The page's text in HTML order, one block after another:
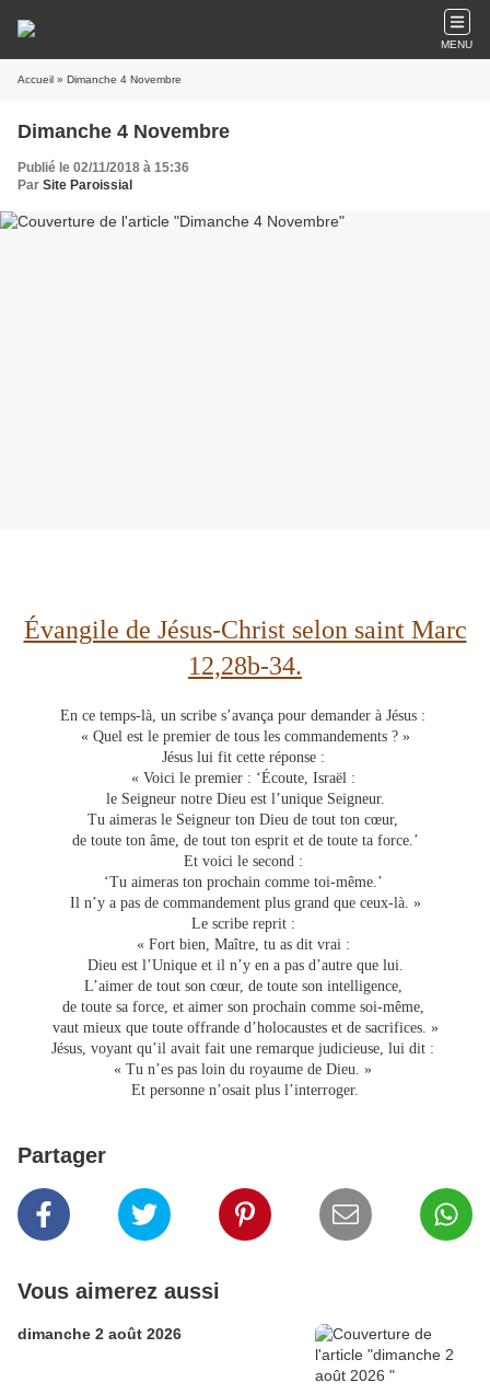
MENU
Accueil » Dimanche 4 Novembre
Dimanche 4 Novembre
Publié le 02/11/2018 à 15:36
Par Site Paroissial
Évangile de Jésus-Christ selon saint Marc
12,28b-34.
En ce temps-là, un scribe s’avança pour demander à Jésus :
« Quel est le premier de tous les commandements ? »
Jésus lui fit cette réponse :
« Voici le premier : ‘Écoute, Israël :
le Seigneur notre Dieu est l’unique Seigneur.
Tu aimeras le Seigneur ton Dieu de tout ton cœur,
de toute ton âme, de tout ton esprit et de toute ta force.’
Et voici le second :
‘Tu aimeras ton prochain comme toi-même.’
Il n’y a pas de commandement plus grand que ceux-là. »
Le scribe reprit :
« Fort bien, Maître, tu as dit vrai :
Dieu est l’Unique et il n’y en a pas d’autre que lui.
L’aimer de tout son cœur, de toute son intelligence,
de toute sa force, et aimer son prochain comme soi-même,
vaut mieux que toute offrande d’holocaustes et de sacrifices. »
Jésus, voyant qu’il avait fait une remarque judicieuse, lui dit :
« Tu n’es pas loin du royaume de Dieu. »
Et personne n’osait plus l’interroger.
Partager
Vous aimerez aussi
dimanche 2 août 2026